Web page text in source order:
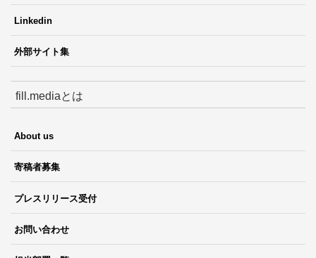
Linkedin
外部サイト集
fill.mediaとは
About us
寄稿者募集
プレスリリース受付
お問い合わせ